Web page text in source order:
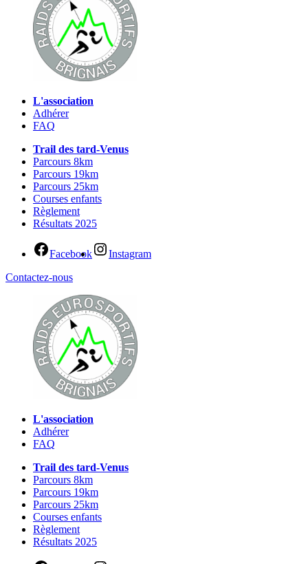
L'association
Adhérer
FAQ
Trail des tard-Venus
Parcours 8km
Parcours 19km
Parcours 25km
Courses enfants
Règlement
Résultats 2025
Facebook
Instagram
Contactez-nous
L'association
Adhérer
FAQ
Trail des tard-Venus
Parcours 8km
Parcours 19km
Parcours 25km
Courses enfants
Règlement
Résultats 2025